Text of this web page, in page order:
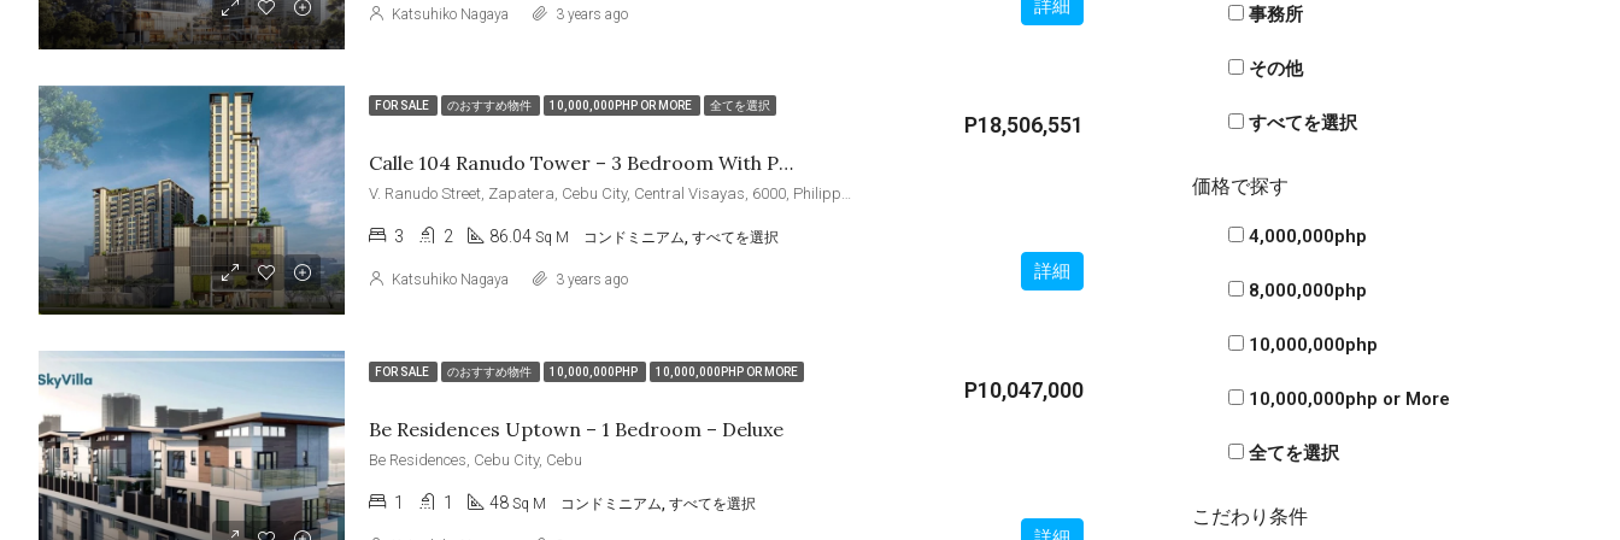
詳細
Katsuhiko Nagaya 3 years ago
FOR SALE のおすすめ物件 10,000,000PHP OR MORE 全てを選択
Calle 104 Ranudo Tower – 3 Bedroom With Parking
P18,506,551
V. Ranudo Street, Zapatera, Cebu City, Central Visayas, 6000, Philippines
3 2 86.04 Sq M コンドミニアム, すべてを選択
詳細
Katsuhiko Nagaya 3 years ago
FOR SALE のおすすめ物件 10,000,000PHP 10,000,000PHP OR MORE
Be Residences Uptown – 1 Bedroom – Deluxe
P10,047,000
Be Residences, Cebu City, Cebu
1 1 48 Sq M コンドミニアム, すべてを選択
事務所
その他
すべてを選択
価格で探す
4,000,000php
8,000,000php
10,000,000php
10,000,000php or More
全てを選択
こだわり条件